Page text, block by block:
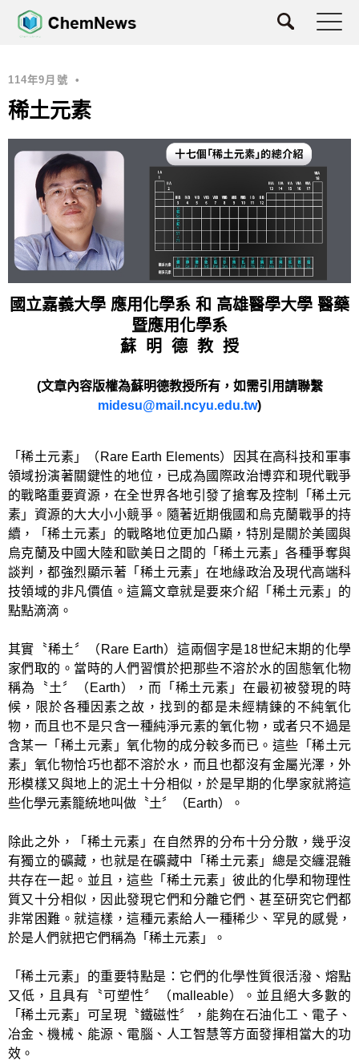
114年9月號 •
稀土元素
國立嘉義大學 應用化學系 和 高雄醫學大學 醫藥
暨應用化學系
蘇 明 德 教 授
(文章內容版權為蘇明德教授所有，如需引用請聯繫
midesu@mail.ncyu.edu.tw)
「稀土元素」（Rare Earth Elements）因其在高科技和軍事
領域扮演著關鍵性的地位，已成為國際政治博弈和現代戰爭
的戰略重要資源，在全世界各地引發了搶奪及控制「稀土元
素」資源的大大小小競爭。隨著近期俄國和烏克蘭戰爭的持
續，「稀土元素」的戰略地位更加凸顯，特別是關於美國與
烏克蘭及中國大陸和歐美日之間的「稀土元素」各種爭奪與
談判，都強烈顯示著「稀土元素」在地緣政治及現代高端科
技領域的非凡價值。這篇文章就是要來介紹「稀土元素」的
點點滴滴。
其實〝稀土〞（Rare Earth）這兩個字是18世紀末期的化學
家們取的。當時的人們習慣於把那些不溶於水的固態氧化物
稱為〝土〞（Earth），而「稀土元素」在最初被發現的時
候，限於各種因素之故，找到的都是未經精鍊的不純氧化
物，而且也不是只含一種純淨元素的氧化物，或者只不過是
含某一「稀土元素」氧化物的成分較多而已。這些「稀土元
素」氧化物恰巧也都不溶於水，而且也都沒有金屬光澤，外
形模樣又與地上的泥土十分相似，於是早期的化學家就將這
些化學元素籠統地叫做〝土〞（Earth）。
除此之外，「稀土元素」在自然界的分布十分分散，幾乎沒
有獨立的礦藏，也就是在礦藏中「稀土元素」總是交纏混雜
共存在一起。並且，這些「稀土元素」彼此的化學和物理性
質又十分相似，因此發現它們和分離它們、甚至研究它們都
非常困難。就這樣，這種元素給人一種稀少、罕見的感覺，
於是人們就把它們稱為「稀土元素」。
「稀土元素」的重要特點是：它們的化學性質很活潑、熔點
又低，且具有〝可塑性〞（malleable）。並且絕大多數的
「稀土元素」可呈現〝鐵磁性〞，能夠在石油化工、電子、
冶金、機械、能源、電腦、人工智慧等方面發揮相當大的功
效。